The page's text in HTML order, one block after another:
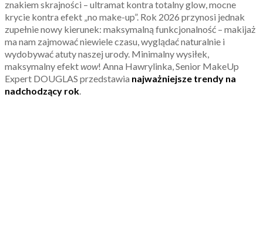
znakiem skrajności – ultramat kontra totalny glow, mocne
krycie kontra efekt „no make-up”. Rok 2026 przynosi jednak
zupełnie nowy kierunek: maksymalną funkcjonalność – makijaż
ma nam zajmować niewiele czasu, wyglądać naturalnie i
wydobywać atuty naszej urody. Minimalny wysiłek,
maksymalny efektwow! Anna Hawrylinka, Senior MakeUp
Expert DOUGLAS przedstawia najważniejsze trendy na
nadchodzący rok.